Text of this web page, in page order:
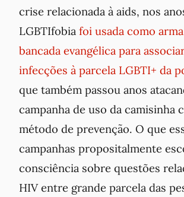
crise relacionada à aids, nos
LGBTIfobia foi usada como
bancada evangélica para
infecções à parcela LGBTI+ da
que também passou anos
campanha de uso da camisinha
método de prevenção. O que
campanhas propositalmente
consciência sobre questões
HIV entre grande parcela das